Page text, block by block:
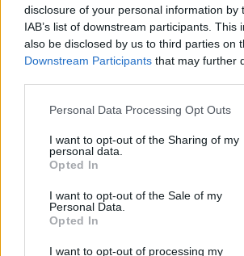
disclosure of your personal information by
IAB’s list of downstream participants. This
also be disclosed by us to third parties on
Downstream Participants that may further
Please note that this website/app uses
not limited to your visit or usage behaviour.
grant or deny consent to Google and its
use your data for below specified
consent section.
Personal Data Processing Opt Outs
I want to opt-out of the Sharing of my
personal data.
Opted In
I want to opt-out of the Sale of my
Personal Data.
Opted In
I want to opt-out of processing my